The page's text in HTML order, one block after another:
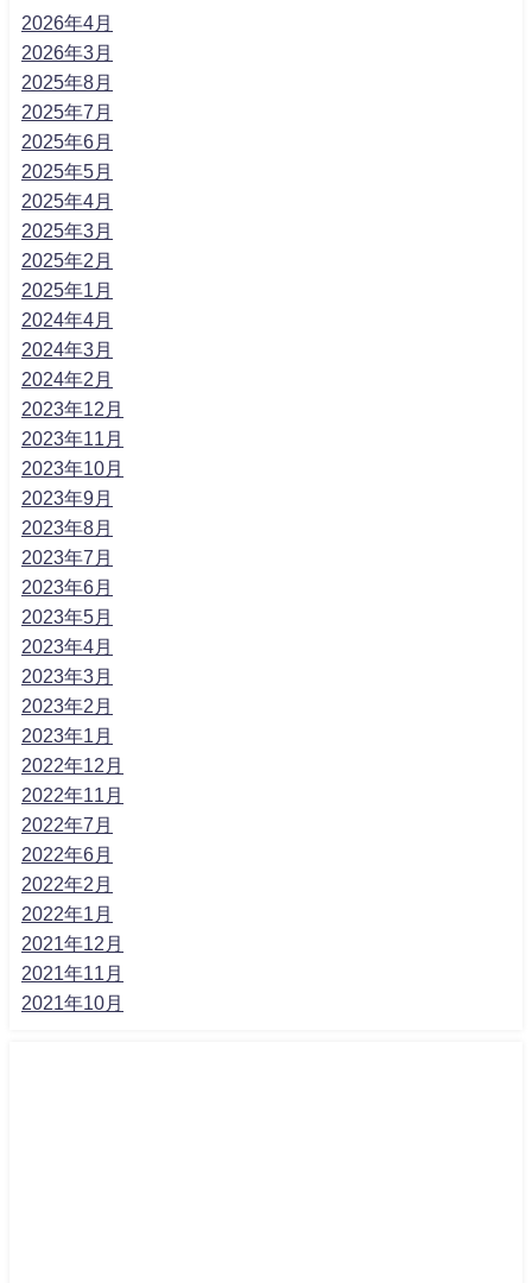
2026年4月
2026年3月
2025年8月
2025年7月
2025年6月
2025年5月
2025年4月
2025年3月
2025年2月
2025年1月
2024年4月
2024年3月
2024年2月
2023年12月
2023年11月
2023年10月
2023年9月
2023年8月
2023年7月
2023年6月
2023年5月
2023年4月
2023年3月
2023年2月
2023年1月
2022年12月
2022年11月
2022年7月
2022年6月
2022年2月
2022年1月
2021年12月
2021年11月
2021年10月